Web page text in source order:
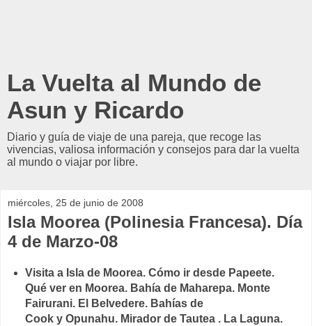
La Vuelta al Mundo de
Asun y Ricardo
Diario y guía de viaje de una pareja, que recoge las
vivencias, valiosa información y consejos para dar la vuelta
al mundo o viajar por libre.
miércoles, 25 de junio de 2008
Isla Moorea (Polinesia Francesa). Día
4 de Marzo-08
Visita a Isla de Moorea. Cómo ir desde Papeete.
Qué ver en Moorea. Bahía de Maharepa. Monte
Fairurani. El Belvedere. Bahías de
Cook y Opunahu. Mirador de Tautea . La Laguna.